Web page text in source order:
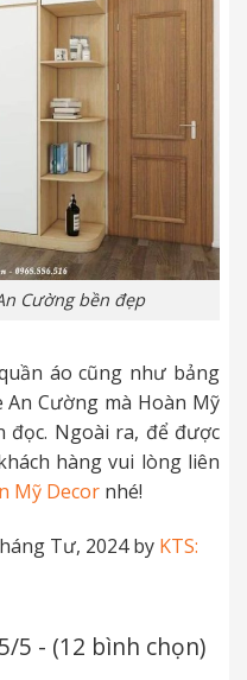
Cường bền đẹp
áo cũng như bảng
Cường mà Hoàn Mỹ
đọc. Ngoài ra, để được
hàng vui lòng liên
Mỹ Decor nhé!
Tư, 2024 by KTS:
5/5 - (12 bình chọn)